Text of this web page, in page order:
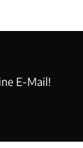
E-Mail!